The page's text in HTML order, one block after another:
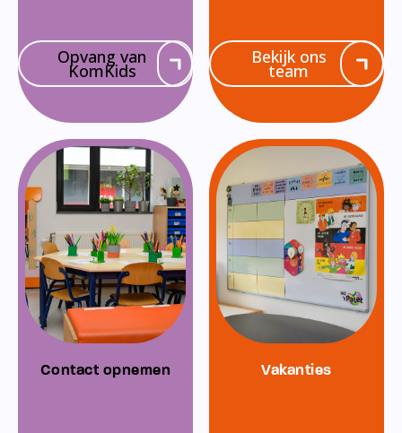
Opvang van
KomKids
Bekijk ons
team
Contact opnemen Vakanties